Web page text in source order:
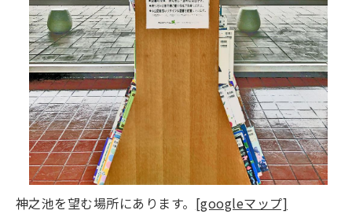
神之池を望む場所にあります。 [googleマップ]